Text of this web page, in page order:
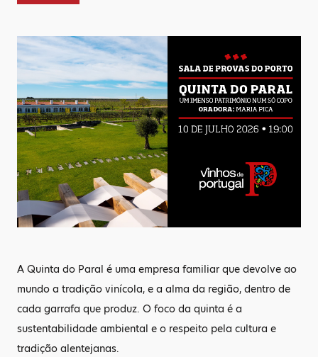
A Quinta do Paral é uma empresa familiar que devolve ao
mundo a tradição vinícola, e a alma da região, dentro de
cada garrafa que produz. O foco da quinta é a
sustentabilidade ambiental e o respeito pela cultura e
tradição alentejanas.